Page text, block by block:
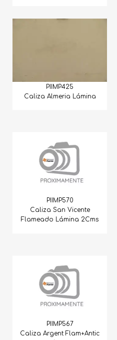
PIIMP425
Caliza Almeria Lámina
PIIMP570
Caliza San Vicente
Flameado Lámina 2Cms
PIIMP567
Caliza Argent Flam+Antic